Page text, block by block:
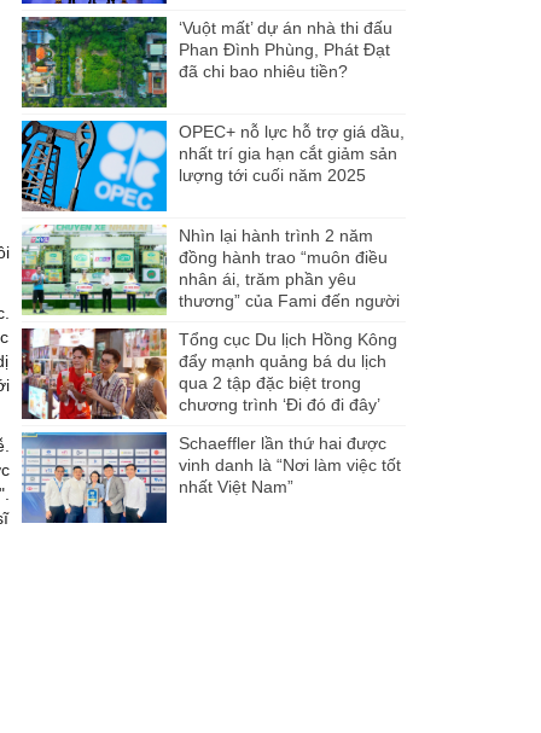
‘Vuột mất’ dự án nhà thi đấu
Phan Đình Phùng, Phát Đạt
đã chi bao nhiêu tiền?
OPEC+ nỗ lực hỗ trợ giá dầu,
nhất trí gia hạn cắt giảm sản
lượng tới cuối năm 2025
Nhìn lại hành trình 2 năm
đồng hành trao “muôn điều
nhân ái, trăm phần yêu
thương” của Fami đến người
Tổng cục Du lịch Hồng Kông
đẩy mạnh quảng bá du lịch
qua 2 tập đặc biệt trong
chương trình ‘Đi đó đi đây’
Schaeffler lần thứ hai được
vinh danh là “Nơi làm việc tốt
nhất Việt Nam”